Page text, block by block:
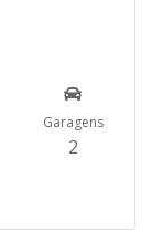
Garagens
2